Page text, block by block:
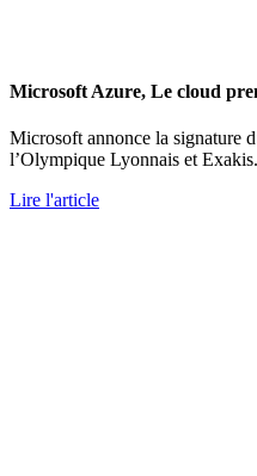
Microsoft Azure, Le cloud
Microsoft annonce la signature
l’Olympique Lyonnais et Exakis.
Lire l'article